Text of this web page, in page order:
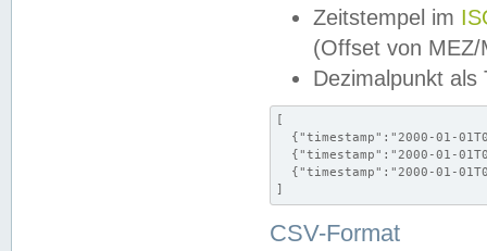
Zeitstempel im
(Offset von MEZ/
Dezimalpunkt als
[
{"timestamp":"2000-01-
{"timestamp":"2000-01-
{"timestamp":"2000-01-
]
CSV-Format